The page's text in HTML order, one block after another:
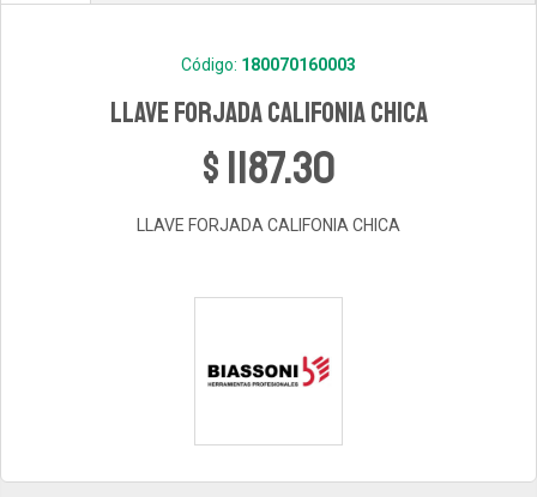
Código: 180070160003
LLAVE FORJADA CALIFONIA CHICA
$ 1187.30
LLAVE FORJADA CALIFONIA CHICA